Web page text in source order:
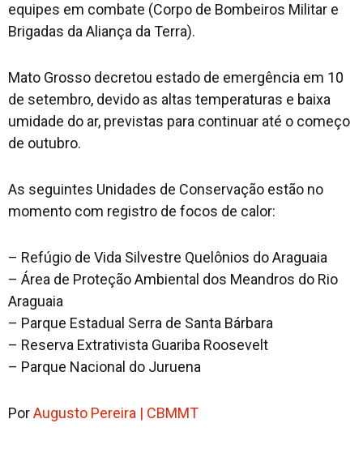
equipes em combate (Corpo de Bombeiros Militar e
Brigadas da Aliança da Terra).
Mato Grosso decretou estado de emergência em 10
de setembro, devido as altas temperaturas e baixa
umidade do ar, previstas para continuar até o começo
de outubro.
As seguintes Unidades de Conservação estão no
momento com registro de focos de calor:
– Refúgio de Vida Silvestre Quelônios do Araguaia
– Área de Proteção Ambiental dos Meandros do Rio
Araguaia
– Parque Estadual Serra de Santa Bárbara
– Reserva Extrativista Guariba Roosevelt
– Parque Nacional do Juruena
PorAugusto Pereira | CBMMT